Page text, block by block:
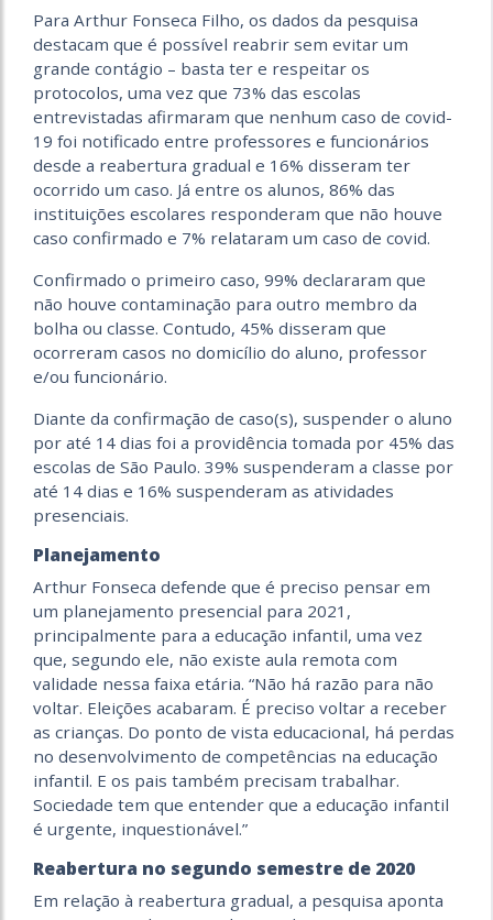
Para Arthur Fonseca Filho, os dados da pesquisa
destacam que é possível reabrir sem evitar um
grande contágio – basta ter e respeitar os
protocolos, uma vez que 73% das escolas
entrevistadas afirmaram que nenhum caso de covid-
19 foi notificado entre professores e funcionários
desde a reabertura gradual e 16% disseram ter
ocorrido um caso. Já entre os alunos, 86% das
instituições escolares responderam que não houve
caso confirmado e 7% relataram um caso de covid.
Confirmado o primeiro caso, 99% declararam que
não houve contaminação para outro membro da
bolha ou classe. Contudo, 45% disseram que
ocorreram casos no domicílio do aluno, professor
e/ou funcionário.
Diante da confirmação de caso(s), suspender o aluno
por até 14 dias foi a providência tomada por 45% das
escolas de São Paulo. 39% suspenderam a classe por
até 14 dias e 16% suspenderam as atividades
presenciais.
Planejamento
Arthur Fonseca defende que é preciso pensar em
um planejamento presencial para 2021,
principalmente para a educação infantil, uma vez
que, segundo ele, não existe aula remota com
validade nessa faixa etária. “Não há razão para não
voltar. Eleições acabaram. É preciso voltar a receber
as crianças. Do ponto de vista educacional, há perdas
no desenvolvimento de competências na educação
infantil. E os pais também precisam trabalhar.
Sociedade tem que entender que a educação infantil
é urgente, inquestionável.”
Reabertura no segundo semestre de 2020
Em relação à reabertura gradual, a pesquisa aponta